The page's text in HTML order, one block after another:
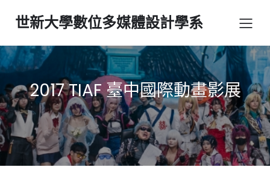
世新大學數位多媒體設計學系
2017 TIAF 臺中國際動畫影展